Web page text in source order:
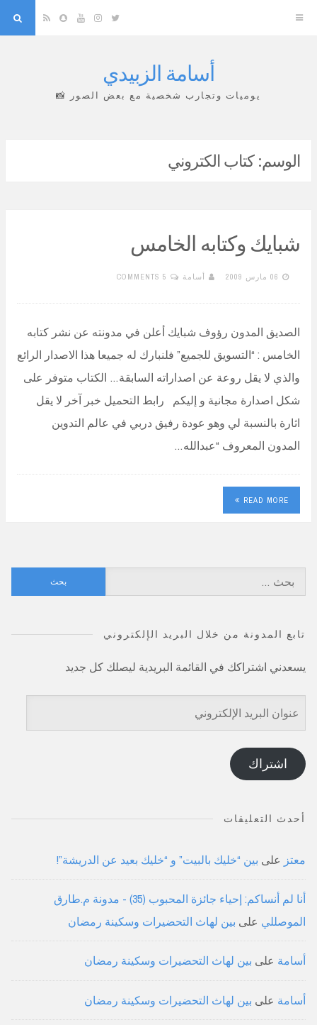
Twitter
Instagram
YouTube
Snapchat
RSS
أسامة الزبيدي
يوميات وتجارب شخصية مع بعض الصور 📸
الوسم:كتاب الكتروني
شبايك وكتابه الخامس
06 مارس 2009 أسامة 5 COMMENTS
الصديق المدون رؤوف شبايك أعلن في مدونته عن نشر كتابه
الخامس : “التسويق للجميع” فلنبارك له جميعا هذا الاصدار الرائع
والذي لا يقل روعة عن اصداراته السابقة… الكتاب متوفر على
شكل اصدارة مجانية و إليكم رابط التحميل خبر آخر لا يقل
اثارة بالنسبة لي وهو عودة رفيق دربي في عالم التدوين
المدون المعروف “عبدالله…
READ MORE
عن:
تابع المدونة من خلال البريد الإلكتروني
يسعدني اشتراكك في القائمة البريدية ليصلك كل جديد
عنوان
البريد
الإلكتروني
اشتراك
أحدث التعليقات
معتز على بين “خليك بالبيت” و “خليك بعيد عن الدريشة”!
أنا لم أنساكم: إحياء جائزة المحبوب (35) - مدونة م.طارق
الموصللي على بين لهاث التحضيرات وسكينة رمضان
أسامة على بين لهاث التحضيرات وسكينة رمضان
أسامة على بين لهاث التحضيرات وسكينة رمضان